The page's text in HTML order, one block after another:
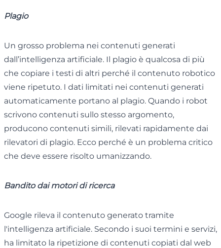
Plagio
Un grosso problema nei contenuti generati
dall’intelligenza artificiale. Il plagio è qualcosa di più
che copiare i testi di altri perché il contenuto robotico
viene ripetuto. I dati limitati nei contenuti generati
automaticamente portano al plagio. Quando i robot
scrivono contenuti sullo stesso argomento,
producono contenuti simili, rilevati rapidamente dai
rilevatori di plagio. Ecco perché è un problema critico
che deve essere risolto umanizzando.
Bandito dai motori di ricerca
Google rileva il contenuto generato tramite
l'intelligenza artificiale. Secondo i suoi termini e servizi,
ha limitato la ripetizione di contenuti copiati dal web